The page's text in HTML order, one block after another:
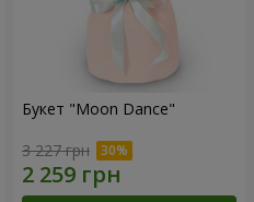
Букет "Moon Dance"
3 227 грн